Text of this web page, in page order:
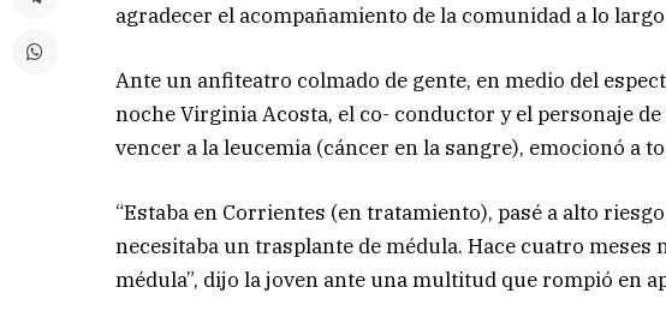
agradecer el acompañamiento de la comunidad a lo
Ante un anfiteatro colmado de gente, en medio del
noche Virginia Acosta, el co- conductor y el personaje
vencer a la leucemia (cáncer en la sangre), emocionó a
“Estaba en Corrientes (en tratamiento), pasé a alto
necesitaba un trasplante de médula. Hace cuatro
médula”, dijo la joven ante una multitud que rompió en